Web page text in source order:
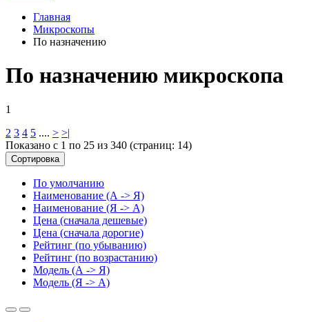
Главная
Микроскопы
По назначению
По назначению микроскопа
1
2 3 4 5 .... > >|
Показано с 1 по 25 из 340 (страниц: 14)
Сортировка
По умолчанию
Наименование (А -> Я)
Наименование (Я -> А)
Цена (сначала дешевые)
Цена (сначала дорогие)
Рейтинг (по убыванию)
Рейтинг (по возрастанию)
Модель (А -> Я)
Модель (Я -> А)